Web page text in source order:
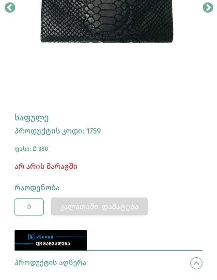
ᲡᲐᲤᲣᲚᲔ
პროდუქტის კოდი: 1759
ფასი: ₾ 380
Არ Არის Მარაგში
Რაოდენობა
ᲙᲐᲚᲐᲗᲐᲨᲘ ᲓᲐᲛᲐᲢᲔᲑᲐ
ᲞᲠᲝᲓᲣᲥᲢᲘᲡ ᲐᲦᲬᲔᲠᲐ